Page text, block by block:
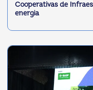
Cooperativas de
energia